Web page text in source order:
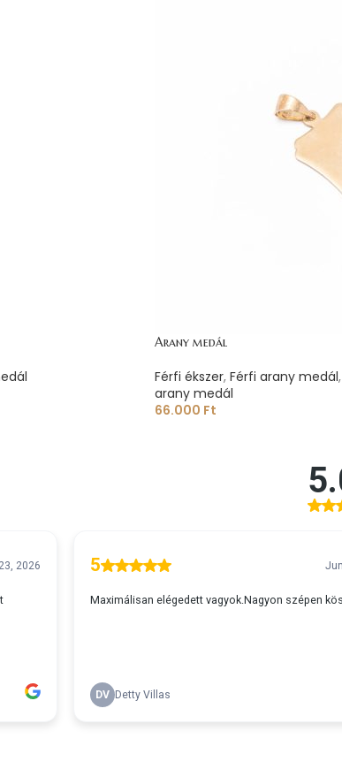
Arany medál
Férfi ékszer, Férfi arany medál,
arany medál
66.000 Ft